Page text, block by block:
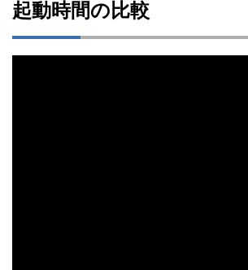
起動時間の比較